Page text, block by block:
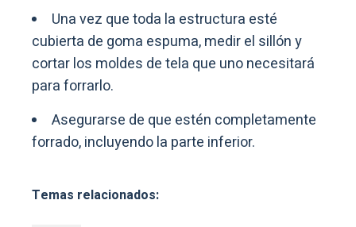
Una vez que toda la estructura esté
cubierta de goma espuma, medir el sillón y
cortar los moldes de tela que uno necesitará
para forrarlo.
Asegurarse de que estén completamente
forrado, incluyendo la parte inferior.
Temas relacionados: